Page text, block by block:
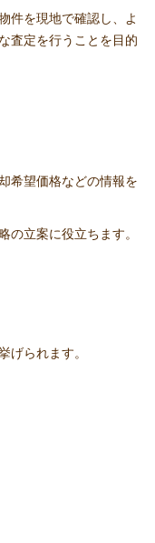
件を現地で確認し、よ
査定を行うことを目的
希望価格などの情報を
立案に役立ちます。
られます。